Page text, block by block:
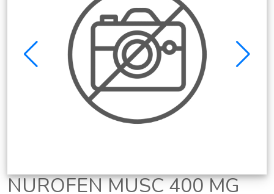
NUROFEN MUSC 400 MG